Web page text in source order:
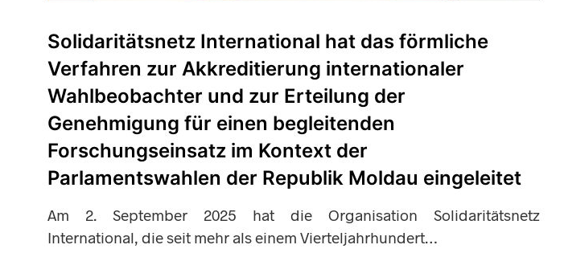
Solidaritätsnetz International hat das förmliche
Verfahren zur Akkreditierung internationaler
Wahlbeobachter und zur Erteilung der
Genehmigung für einen begleitenden
Forschungseinsatz im Kontext der
Parlamentswahlen der Republik Moldau eingeleitet
Am 2. September 2025 hat die Organisation Solidaritätsnetz
International, die seit mehr als einem Vierteljahrhundert…